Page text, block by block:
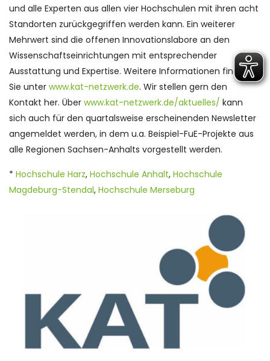
und alle Experten aus allen vier Hochschulen mit ihren acht
Standorten zurückgegriffen werden kann. Ein weiterer
Mehrwert sind die offenen Innovationslabore an den
Wissenschaftseinrichtungen mit entsprechender
Ausstattung und Expertise. Weitere Informationen finden
Sie unter www.kat-netzwerk.de. Wir stellen gern den
Kontakt her. Über www.kat-netzwerk.de/aktuelles/ kann
sich auch für den quartalsweise erscheinenden Newsletter
angemeldet werden, in dem u.a. Beispiel-FuE-Projekte aus
alle Regionen Sachsen-Anhalts vorgestellt werden.
* Hochschule Harz, Hochschule Anhalt, Hochschule
Magdeburg-Stendal, Hochschule Merseburg